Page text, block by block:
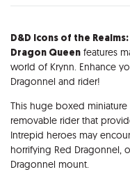
Opis
D&D Icons of the
Dragon Queen features
world of Krynn. Enhance
Dragonnel and rider!
This huge boxed
removable rider that
Intrepid heroes may
horrifying Red Dragonnel,
Dragonnel mount.